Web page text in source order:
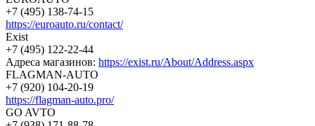
+7 (495) 138-74-15
https://euroauto.ru/contact/
Exist
+7 (495) 122-22-44
Адреса магазинов: https://exist.ru/About/Address.aspx
FLAGMAN-AUTO
+7 (920) 104-20-19
https://flagman-auto.pro/
GO AVTO